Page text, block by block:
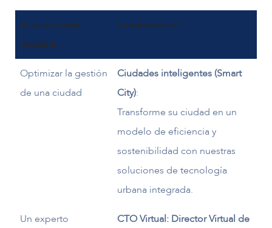
Si su empresa
necesita...
La solución es...
Optimizar la gestión
de una ciudad
Ciudades inteligentes (Smart
City):
Transforme su ciudad en un
modelo de eficiencia y
sostenibilidad con nuestras
soluciones de tecnología
urbana integrada.
Un experto CTO Virtual: Director Virtual de